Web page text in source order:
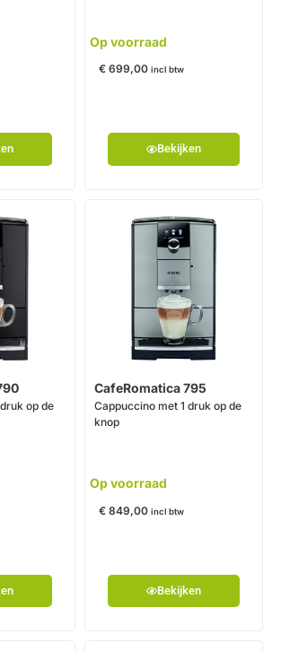
Op voorraad
€ 699,00 incl btw
Bekijken
op de
CafeRomatica 795
Cappuccino met 1 druk op de
knop
Op voorraad
€ 849,00 incl btw
Bekijken